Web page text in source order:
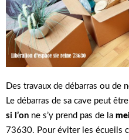
Des travaux de débarras ou de
Le débarras de sa cave peut être
si l’on ne s’y prend pas de la
73630. Pour éviter les écueils